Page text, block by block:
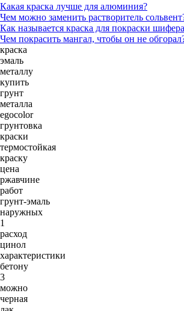
Какая краска лучше для алюминия?
Чем можно заменить растворитель
Как называется краска для покраски
Чем покрасить мангал, чтобы он не
краска
эмаль
металлу
купить
грунт
металла
egocolor
грунтовка
краски
термостойкая
краску
цена
ржавчине
работ
грунт-эмаль
наружных
1
расход
цинол
характеристики
бетону
3
можно
черная